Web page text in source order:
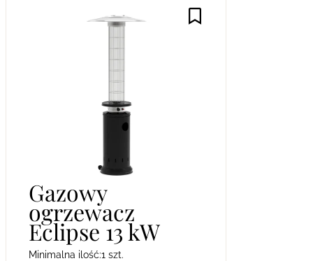
Gazowy
ogrzewacz
Eclipse 13 kW
Minimalna ilość:1 szt.